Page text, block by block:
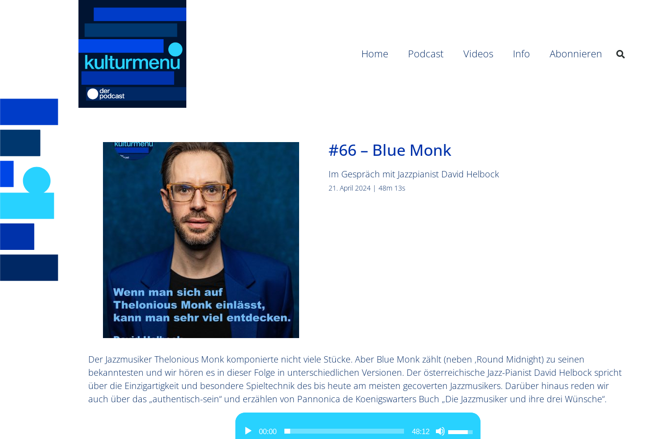
Home Podcast Videos Info Abonnieren
#66 – Blue Monk
Im Gespräch mit Jazzpianist David Helbock
21. April 2024 | 48m 13s
Der Jazzmusiker Thelonious Monk komponierte nicht viele Stücke. Aber Blue Monk zählt (neben ‚Round Midnight) zu seinen
bekanntesten und wir hören es in dieser Folge in unterschiedlichen Versionen. Der österreichische Jazz-Pianist David Helbock spricht
über die Einzigartigkeit und besondere Spieltechnik des bis heute am meisten gecoverten Jazzmusikers. Darüber hinaus reden wir
auch über das „authentisch-sein“ und erzählen von Pannonica de Koenigswarters Buch „Die Jazzmusiker und ihre drei Wünsche“.
00:00 48:12
Pfeiltasten